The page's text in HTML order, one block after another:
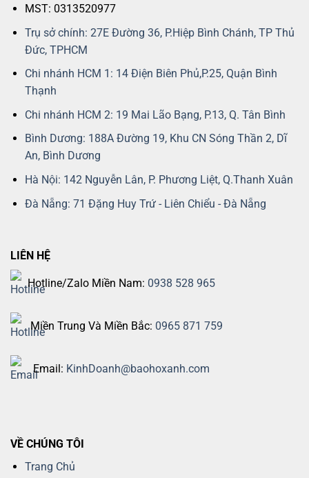
MST: 0313520977
Trụ sở chính: 27E Đường 36, P.Hiệp Bình Chánh, TP Thủ
Đức, TPHCM
Chi nhánh HCM 1: 14 Điện Biên Phủ,P.25, Quận Bình
Thạnh
Chi nhánh HCM 2: 19 Mai Lão Bạng, P.13, Q. Tân Bình
Bình Dương: 188A Đường 19, Khu CN Sóng Thần 2, Dĩ
An, Bình Dương
Hà Nội: 142 Nguyễn Lân, P. Phương Liệt, Q.Thanh Xuân
Đà Nẵng: 71 Đặng Huy Trứ - Liên Chiểu - Đà Nẵng
LIÊN HỆ
Hotline/Zalo Miền Nam: 0938 528 965
Miền Trung Và Miền Bắc: 0965 871 759
Email: KinhDoanh@baohoxanh.com
VỀ CHÚNG TÔI
Trang Chủ